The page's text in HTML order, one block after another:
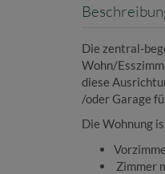
Die zentral-
Wohn/
diese
/oder Garage
Die Wohnung
Zimmer